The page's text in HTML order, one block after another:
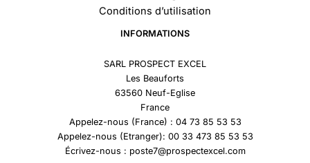
Conditions d’utilisation
INFORMATIONS
SARL PROSPECT EXCEL
Les Beauforts
63560 Neuf-Eglise
France
Appelez-nous (France) : 04 73 85 53 53
Appelez-nous (Etranger): 00 33 473 85 53 53
Écrivez-nous : poste7@prospectexcel.com